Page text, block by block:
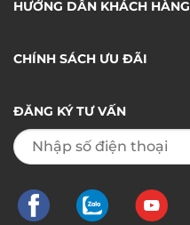
HƯỚNG DẪN KHÁCH HÀNG
CHÍNH SÁCH ƯU ĐÃI
ĐĂNG KÝ TƯ VẤN